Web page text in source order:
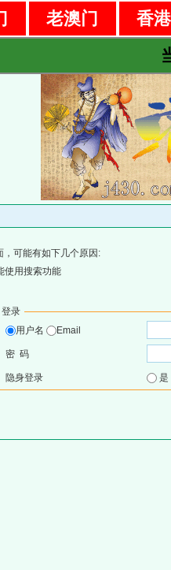
老澳门
香
可能有如下几个原因:
使用搜索功能
登录
用户名
Email
密 码
隐身登录